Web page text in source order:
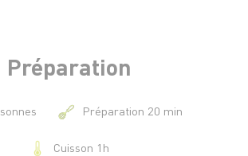
Préparation
Préparation 20 min
Cuisson 1h